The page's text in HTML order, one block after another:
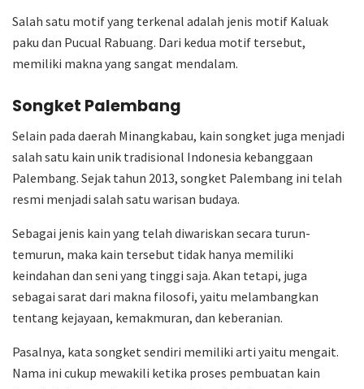
Salah satu motif yang terkenal adalah jenis motif Kaluak
paku dan Pucual Rabuang. Dari kedua motif tersebut,
memiliki makna yang sangat mendalam.
Songket Palembang
Selain pada daerah Minangkabau, kain songket juga menjadi
salah satu kain unik tradisional Indonesia kebanggaan
Palembang. Sejak tahun 2013, songket Palembang ini telah
resmi menjadi salah satu warisan budaya.
Sebagai jenis kain yang telah diwariskan secara turun-
temurun, maka kain tersebut tidak hanya memiliki
keindahan dan seni yang tinggi saja. Akan tetapi, juga
sebagai sarat dari makna filosofi, yaitu melambangkan
tentang kejayaan, kemakmuran, dan keberanian.
Pasalnya, kata songket sendiri memiliki arti yaitu mengait.
Nama ini cukup mewakili ketika proses pembuatan kain